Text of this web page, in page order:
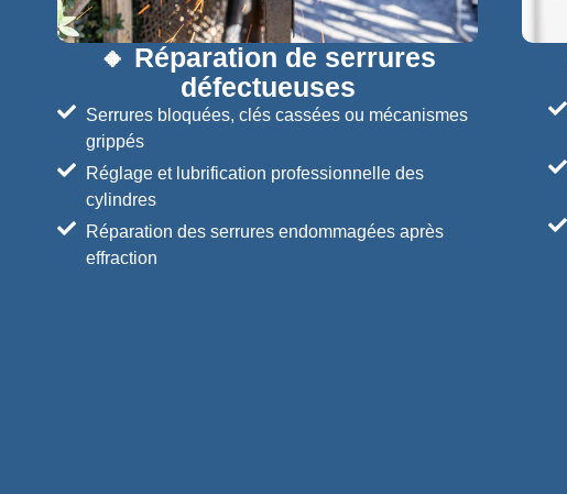
🔸 Réparation de serrures
défectueuses
Serrures bloquées, clés cassées ou mécanismes
grippés
Réglage et lubrification professionnelle des
cylindres
Réparation des serrures endommagées après
effraction